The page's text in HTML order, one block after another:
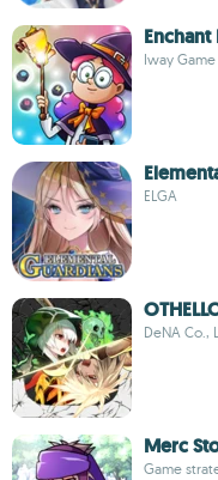
Enchant
Iway
ELGA
DeNA Co.,
Merc
Game